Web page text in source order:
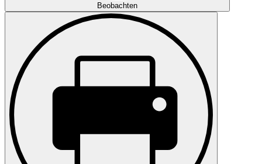
Beobachten